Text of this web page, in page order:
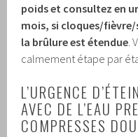
poids et consultez en
mois, si cloques/
la brûlure est étendue .
calmement étape par
L’URGENCE
AVEC DE L’EAU
COMPRESSES